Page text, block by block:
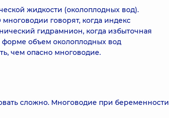
жидкости (околоплодных вод).
говорят, когда индекс
гидрамнион, когда избыточная
форме объем околоплодных вод
чем опасно многоводие.
сложно. Многоводие при беременности